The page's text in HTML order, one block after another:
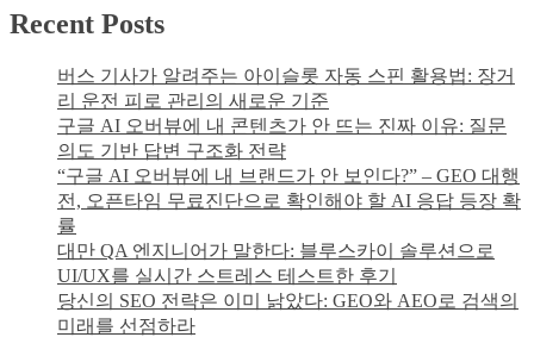
Recent Posts
버스 기사가 알려주는 아이슬롯 자동 스핀 활용법: 장거
리 운전 피로 관리의 새로운 기준
구글 AI 오버뷰에 내 콘텐츠가 안 뜨는 진짜 이유: 질문
의도 기반 답변 구조화 전략
“구글 AI 오버뷰에 내 브랜드가 안 보인다?” – GEO 대행
전, 오픈타임 무료진단으로 확인해야 할 AI 응답 등장 확
률
대만 QA 엔지니어가 말한다: 블루스카이 솔루션으로
UI/UX를 실시간 스트레스 테스트한 후기
당신의 SEO 전략은 이미 낡았다: GEO와 AEO로 검색의
미래를 선점하라